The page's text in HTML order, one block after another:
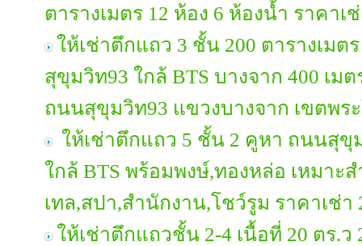
ตารางเมตร 12 ห้อง 6 ห้องน้ำ ราคาเ
ให้เช่าตึกแถว 3 ชั้น 200 ตารางเม
สุขุมวิท93 ใกล้ BTS บางจาก 400 เม
ถนนสุขุมวิท93 แขวงบางจาก เขตพระ
ให้เช่าตึกแถว 5 ชั้น 2 คูหา ถนนสุขุ
ใกล้ BTS พร้อมพงษ์,ทองหล่อ เหมาะ
เทล,สปา,สำนักงาน,โชว์รูม ราคาเช่า
ให้เช่าตึกแถวชั้น 2-4 เนื้อที่ 20 ตร.